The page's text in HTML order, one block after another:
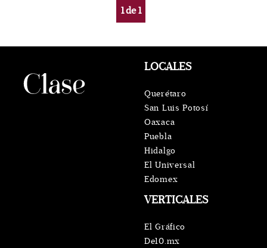
1de1
VERTICALES
El Gráfico
De10.mx
LOCALES
Querétaro
San Luis Potosí
Oaxaca
Puebla
Hidalgo
El Universal
Edomex